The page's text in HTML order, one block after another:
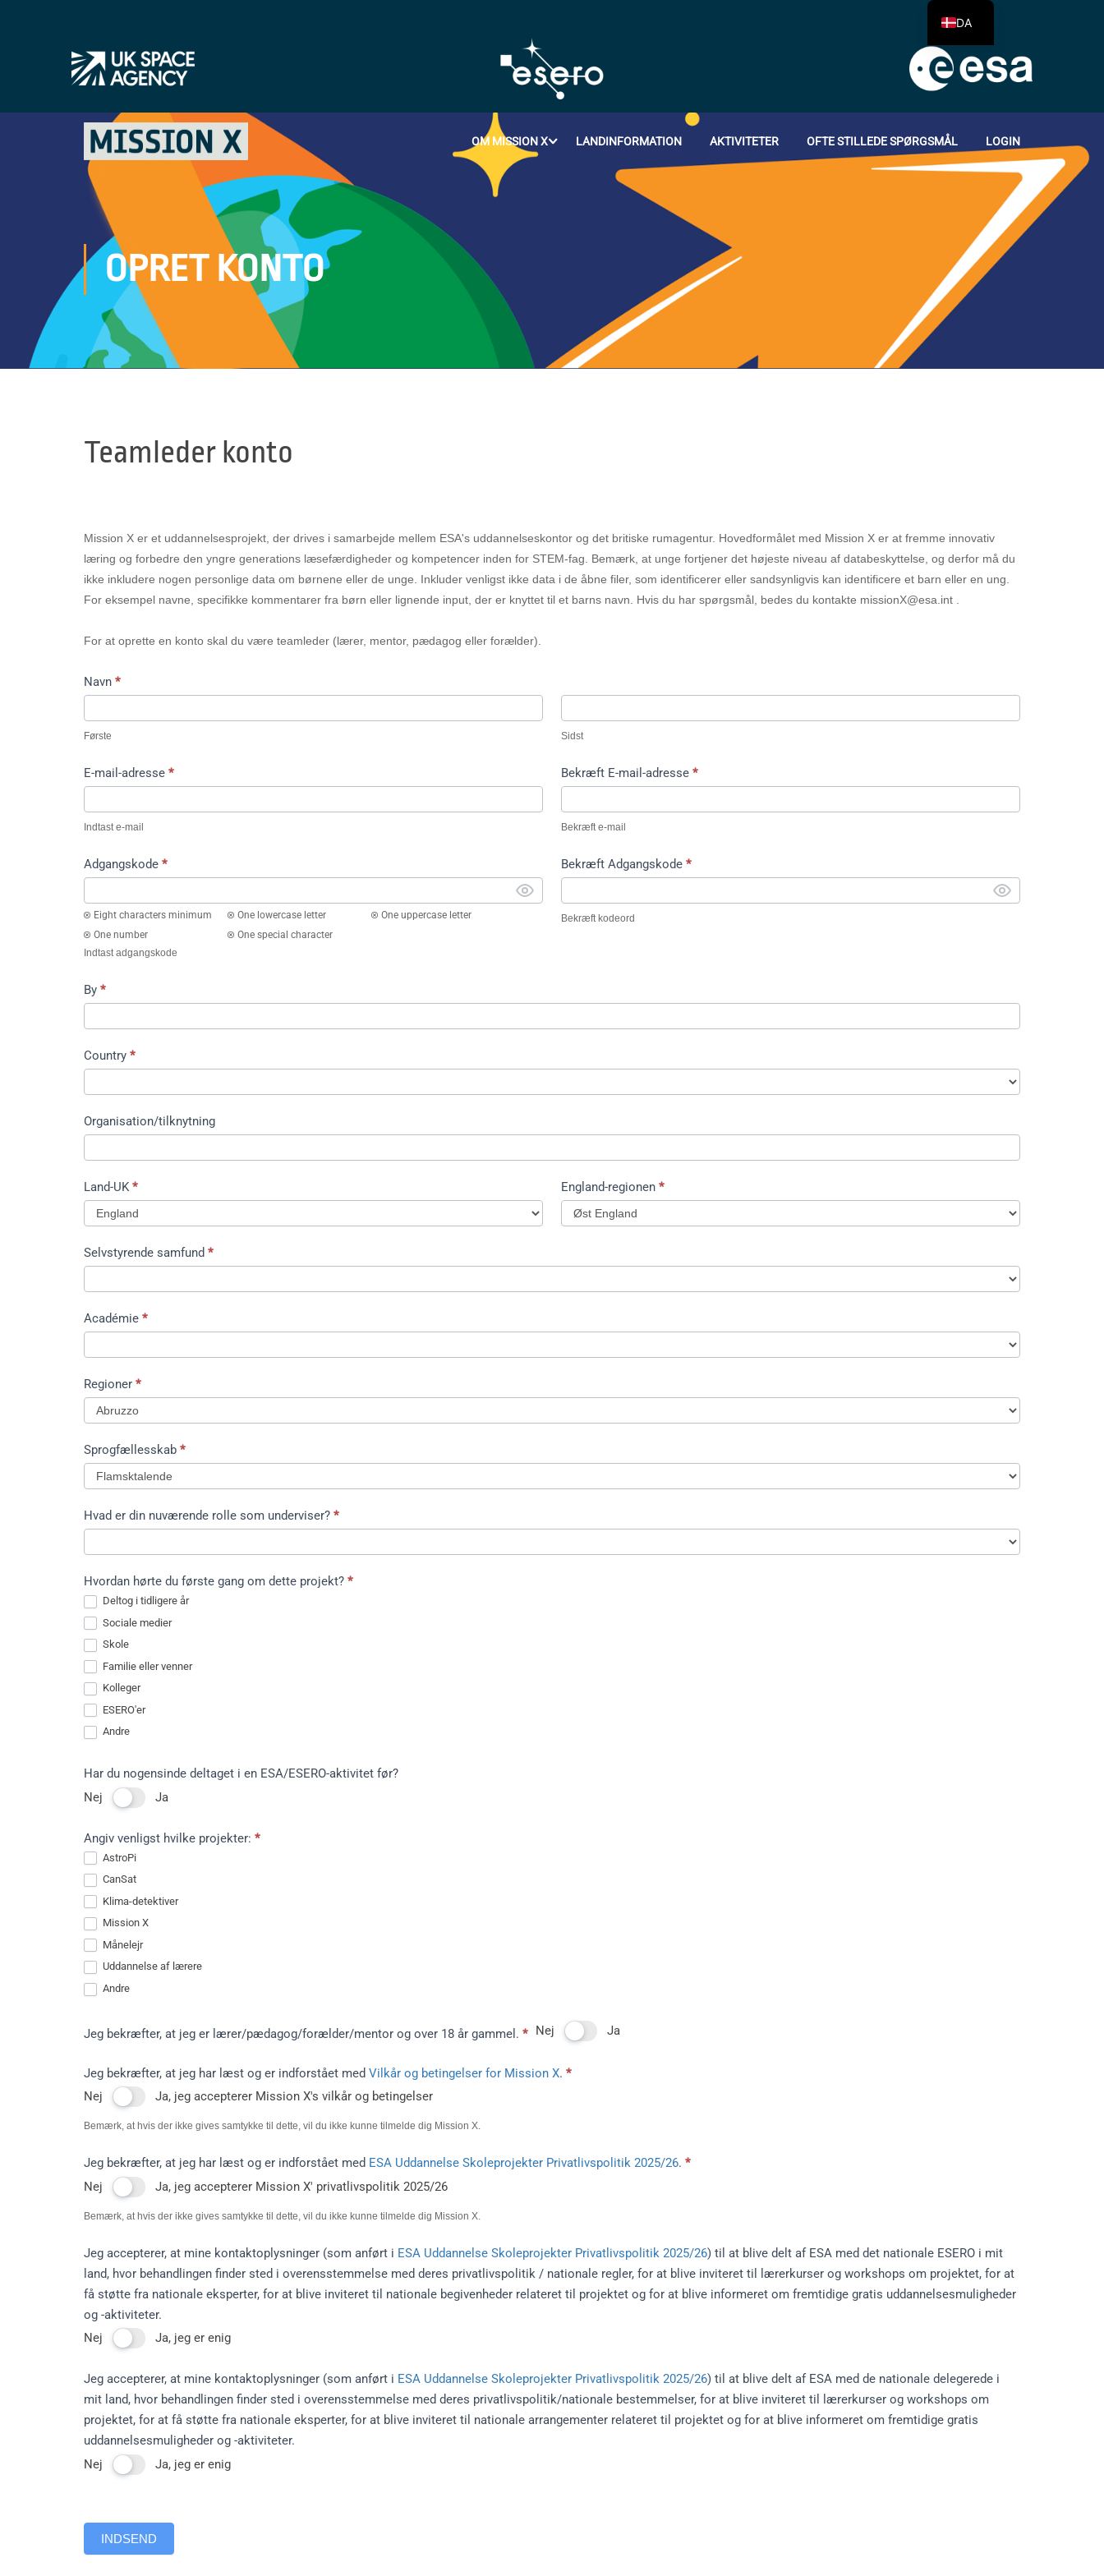
OM MISSION X LANDINFORMATION AKTIVITETER OFTE STILLEDE SPØRGSMÅL LOGIN
OPRET KONTO
Teamleder konto
Mission X er et uddannelsesprojekt, der drives i samarbejde mellem ESA's uddannelseskontor og det britiske rumagentur. Hovedformålet med Mission X er at fremme innovativ
læring og forbedre den yngre generations læsefærdigheder og kompetencer inden for STEM-fag. Bemærk, at unge fortjener det højeste niveau af databeskyttelse, og derfor må du
ikke inkludere nogen personlige data om børnene eller de unge. Inkluder venligst ikke data i de åbne filer, som identificerer eller sandsynligvis kan identificere et barn eller en ung.
For eksempel navne, specifikke kommentarer fra børn eller lignende input, der er knyttet til et barns navn. Hvis du har spørgsmål, bedes du kontakte missionX@esa.int .
For at oprette en konto skal du være teamleder (lærer, mentor, pædagog eller forælder).
Navn *
Første Sidst
E-mail-adresse *
Indtast e-mail
Bekræft E-mail-adresse*
Bekræft e-mail
Adgangskode *
Eight characters minimum One lowercase letter
One uppercase letter
One number
One special character
Indtast adgangskode
Bekræft Adgangskode*
Bekræft kodeord
By *
Country *
Organisation/tilknytning
Land-UK *
UK
England-regionen*
Selvstyrende samfund *
Académie *
Regioner *
Sprogfællesskab *
Hvad er din nuværende rolle som underviser? *
er
din
nuværende
rolle
som
underviser?
Hvordan hørte du første gang om dette projekt? *
Deltog i tidligere år
Sociale medier
Skole
Familie eller venner
Kolleger
ESERO'er
Andre
Har du nogensinde deltaget i en ESA/ESERO-aktivitet før?
Nej
Ja
Angiv venligst hvilke projekter: *
AstroPi
CanSat
Klima-detektiver
Mission X
Månelejr
Uddannelse af lærere
Andre
Jeg bekræfter, at jeg er lærer/pædagog/forælder/mentor og over 18 år gammel. * Nej Ja
Jeg bekræfter, at jeg har læst og er indforstået med Vilkår og betingelser for Mission X. *
Nej
Ja, jeg accepterer Mission X's vilkår og betingelser
Bemærk, at hvis der ikke gives samtykke til dette, vil du ikke kunne tilmelde dig Mission X.
Jeg bekræfter, at jeg har læst og er indforstået med ESA Uddannelse Skoleprojekter Privatlivspolitik 2025/26. *
Nej
Ja, jeg accepterer Mission X' privatlivspolitik 2025/26
Bemærk, at hvis der ikke gives samtykke til dette, vil du ikke kunne tilmelde dig Mission X.
Jeg accepterer, at mine kontaktoplysninger (som anført i ESA Uddannelse Skoleprojekter Privatlivspolitik 2025/26) til at blive delt af ESA med det nationale ESERO i mit
land, hvor behandlingen finder sted i overensstemmelse med deres privatlivspolitik / nationale regler, for at blive inviteret til lærerkurser og workshops om projektet, for at
få støtte fra nationale eksperter, for at blive inviteret til nationale begivenheder relateret til projektet og for at blive informeret om fremtidige gratis uddannelsesmuligheder
og -aktiviteter.
Nej
Ja, jeg er enig
Jeg accepterer, at mine kontaktoplysninger (som anført i ESA Uddannelse Skoleprojekter Privatlivspolitik 2025/26) til at blive delt af ESA med de nationale delegerede i
mit land, hvor behandlingen finder sted i overensstemmelse med deres privatlivspolitik/nationale bestemmelser, for at blive inviteret til lærerkurser og workshops om
projektet, for at få støtte fra nationale eksperter, for at blive inviteret til nationale arrangementer relateret til projektet og for at blive informeret om fremtidige gratis
uddannelsesmuligheder og -aktiviteter.
Nej
Ja, jeg er enig
INDSEND
DA